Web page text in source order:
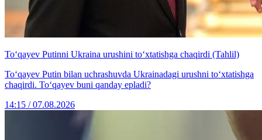
To‘qayev Putinni Ukraina urushini to‘xtatishga chaqirdi (Tahlil)
To‘qayev Putin bilan uchrashuvda Ukrainadagi urushni to‘xtatishga
chaqirdi. To‘qayev buni qanday epladi?
14:15 / 07.08.2026